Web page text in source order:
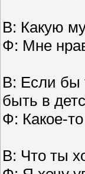
В: Какую
Ф: Мне
В: Если бы
быть в
Ф: Какое-
В: Что ты